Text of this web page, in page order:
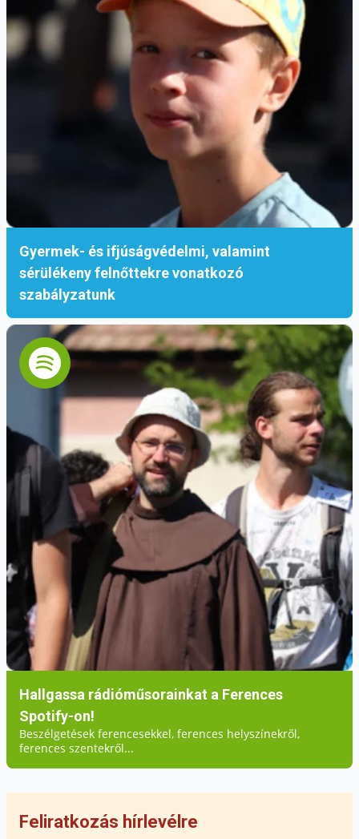
Gyermek- és ifjúságvédelmi, valamint
sérülékeny felnőttekre vonatkozó
szabályzatunk
Hallgassa rádióműsorainkat a Ferences
Spotify-on!
Beszélgetések ferencesekkel, ferences helyszínekről,
ferences szentekről...
Feliratkozás hírlevélre